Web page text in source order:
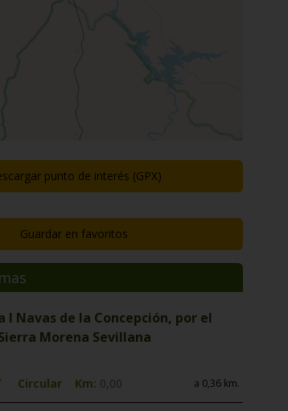
punto de interés (GPX)
Guardar en favoritos
l Navas de la Concepción, por el
Morena Sevillana
Circular
Km: 0,00 a 0,36 km.